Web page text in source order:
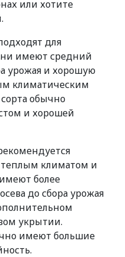
или хотите
для
имеют средний
урожая и хорошую
климатическим
обычно
и хорошей
теплым климатом и
более
до сбора урожая
укрытии.
имеют большие